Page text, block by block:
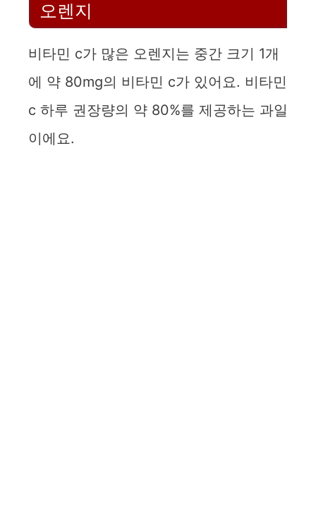
오렌지
비타민 c가 많은 오렌지는 중간 크기 1개
에 약 80mg의 비타민 c가 있어요. 비타민
c 하루 권장량의 약 80%를 제공하는 과일
이에요.